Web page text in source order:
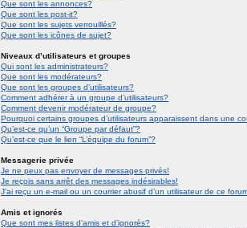
Que sont les annonces?
Que sont les post-it?
Que sont les sujets verrouillés?
Que sont les icônes de sujet?
Niveaux d’utilisateurs et groupes
Qui sont les administrateurs?
Que sont les modérateurs?
Que sont les groupes d’utilisateurs?
Comment adhérer à un groupe d’utilisateurs?
Comment devenir modérateur de groupe?
Pourquoi certains groupes d’utilisateurs apparaissent dans une
Qu’est-ce qu’un “Groupe par défaut”?
Qu’est-ce que le lien “L’équipe du forum”?
Messagerie privée
Je ne peux pas envoyer de messages privés!
Je reçois sans arrêt des messages indésirables!
J’ai reçu un e-mail ou un courrier abusif d’un utilisateur de ce
Amis et ignorés
Que sont mes listes d’amis et d’ignorés?